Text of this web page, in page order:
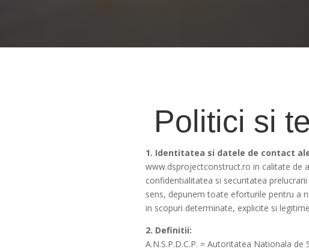
Politici si
1. Identitatea si datele de contact
www.dsprojectconstruct.ro in calitate de
confidentialitatea si securitatea
sens, depunem toate eforturile pentru a
in scopuri determinate, explicite si
2. Definitii:
A.N.S.P.D.C.P. = Autoritatea Nationala